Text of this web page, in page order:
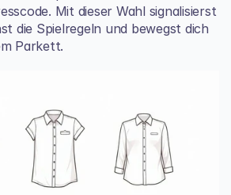
Mit dieser Wahl signalisierst
die Spielregeln und bewegst dich
Parkett.